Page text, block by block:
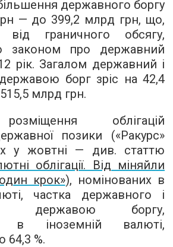
державного боргу
— до 399,2 млрд грн, що,
граничного обсягу,
законом про державний
рік. Загалом державний і
борг зріс на 42,4
млрд грн.
облігацій
позики («Ракурс»
у жовтні — див. статтю
облігації. Від міняйли
крок»), номінованих в
частка державного і
державою боргу,
в іноземній валюті,
64,3 %.